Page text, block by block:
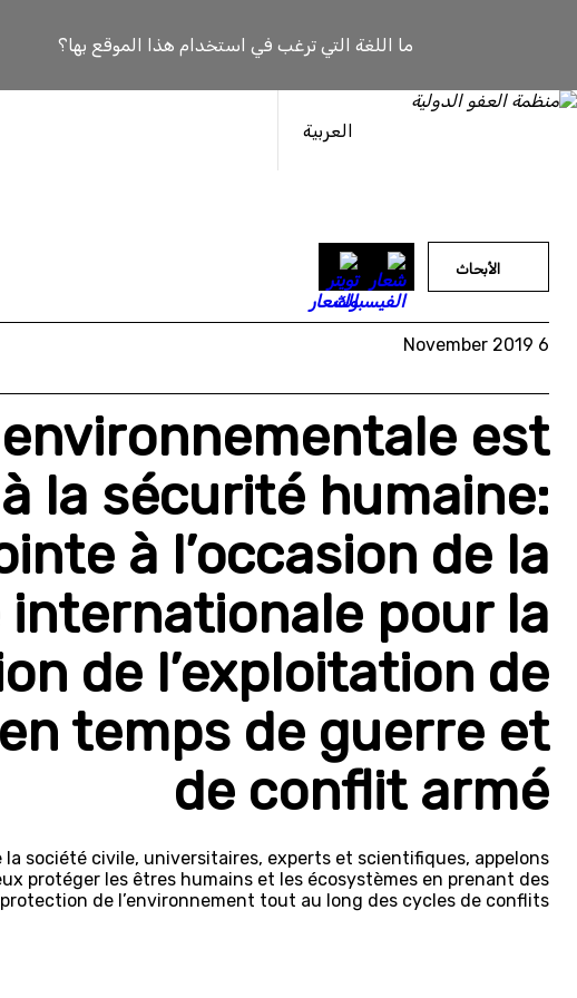
ما اللغة التي ترغب في استخدام هذا الموقع بها؟
العربية
الأبحاث
6 November 2019
est
la sécurité humaine:
à l’occasion de la
pour la
de l’exploitation de
temps de guerre et
de conflit armé
société civile, universitaires, experts et scientifiques, appelons
protéger les êtres humains et les écosystèmes en prenant des
de l’environnement tout au long des cycles de conflits.